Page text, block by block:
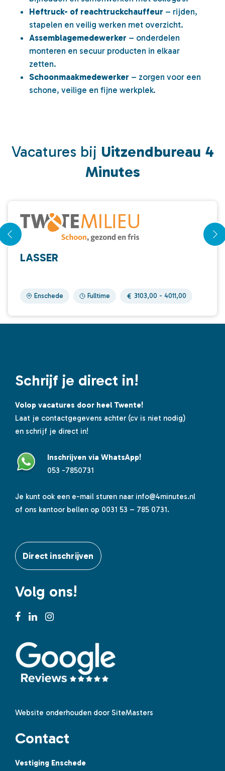
Heftruck- of reachtruckchauffeur – rijden,
stapelen en veilig werken met overzicht.
Assemblagemedewerker – onderdelen
monteren en secuur producten in elkaar
zetten.
Schoonmaakmedewerker – zorgen voor een
schone, veilige en fijne werkplek.
Vacatures bij Uitzendbureau 4
Minutes
LASSER
Enschede Fulltime 3103,00 - 4011,00
Schrijf je direct in!
Volop vacatures door heel Twente!
Laat je contactgegevens achter (cv is niet nodig)
en schrijf je direct in!
Inschrijven via WhatsApp!
053 -7850731
Je kunt ook een e-mail sturen naar info@4minutes.nl
of ons kantoor bellen op 0031 53 – 785 0731.
Direct inschrijven
Volg ons!
Website onderhouden door SiteMasters
Contact
Vestiging Enschede